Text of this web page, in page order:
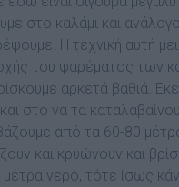
στο καλάμι και
Η τεχνική αυτή
του ψαρέματος των
αρκετά βαθιά.
στο να τα
από τα 60-80
και κρυώνουν και
μέτρα νερό, τότε ίσως